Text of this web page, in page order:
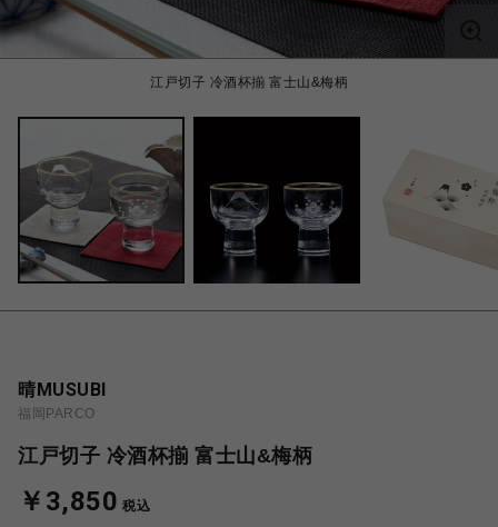
江戸切子 冷酒杯揃 富士山&梅柄
晴MUSUBI
福岡PARCO
江戸切子 冷酒杯揃 富士山&梅柄
￥3,850 税込